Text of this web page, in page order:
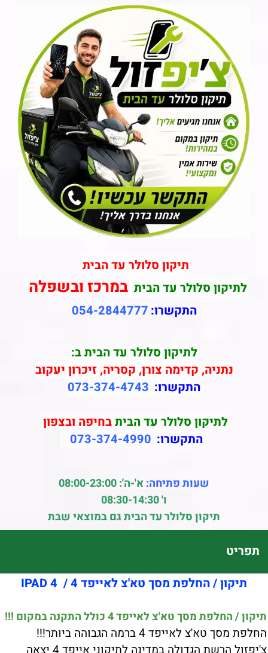
תיקון סלולר עד הבית
לתיקון סלולר עד הביתבמרכז ובשפלה
התקשרו: 054-2844777
לתיקון סלולר עד הבית ב:
נתניה, קדימה צורן, קסריה, זיכרון יעקוב
התקשרו: 073-374-4743
לתיקון סלולר עד הביתבחיפה ובצפון
התקשרו: 073-374-4990
שעות פתיחה:א'-ה': 08:00-23:00
ו' 08:30-14:30
תיקון סלולר עד הבית גם במוצאי שבת
תפריט
תיקון / החלפת מסך טא'צ לאייפד 4 / IPAD 4
תיקון / החלפת מסך טא'צ לאייפד 4 כולל התקנה במקום !!!
החלפת מסך טא'צ לאייפד 4 ברמה הגבוהה ביותר!!!